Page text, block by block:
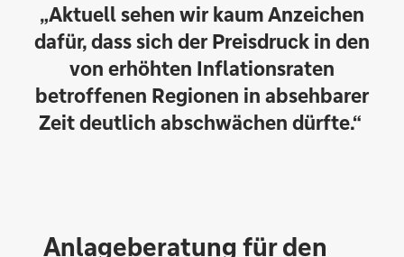
„Aktuell sehen wir kaum Anzeichen
dafür, dass sich der Preisdruck in den
von erhöhten Inflationsraten
betroffenen Regionen in absehbarer
Zeit deutlich abschwächen dürfte.“
Anlageberatung für den